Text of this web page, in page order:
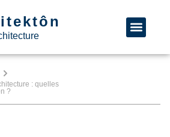
: quelles
?